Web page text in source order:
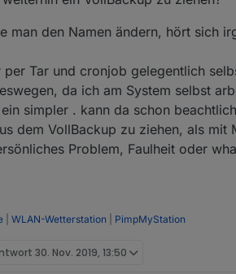
man den Namen ändern, hört sich
Tar und cronjob gelegentlich
da ich am System selbst
simpler . kann da schon
dem VollBackup zu ziehen, als
Problem, Faulheit oder
WLAN-Wetterstation PimpMyStation
30. Nov. 2019, 13:50